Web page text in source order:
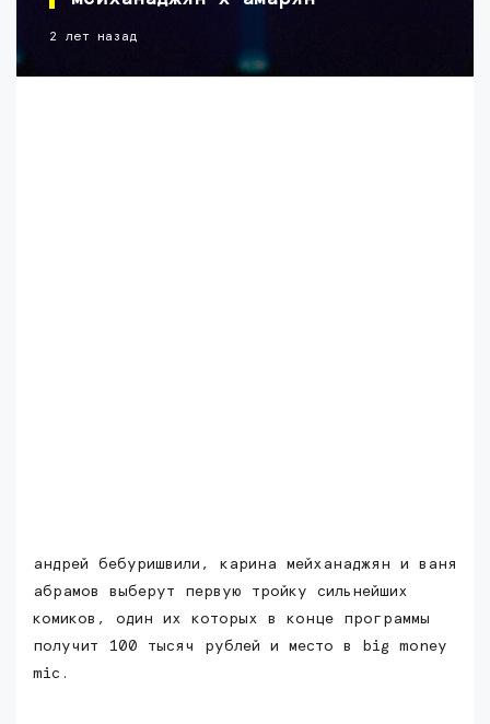
2 лет назад
андрей бебуришвили, карина мейханаджян и ваня
абрамов выберут первую тройку сильнейших
комиков, один их которых в конце программы
получит 100 тысяч рублей и место в big money
mic.